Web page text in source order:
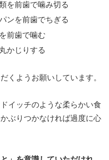
を前歯で噛み切る
ンを前歯でちぎる
前歯で噛む
かじりする
くようお願いしています。
イッチのような柔らかい食
ぶりつかなければ過度に心